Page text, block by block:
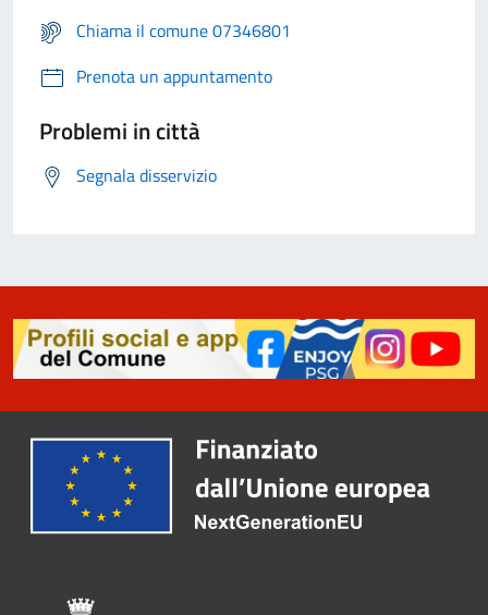
Chiama il comune 07346801
Prenota un appuntamento
Problemi in città
Segnala disservizio